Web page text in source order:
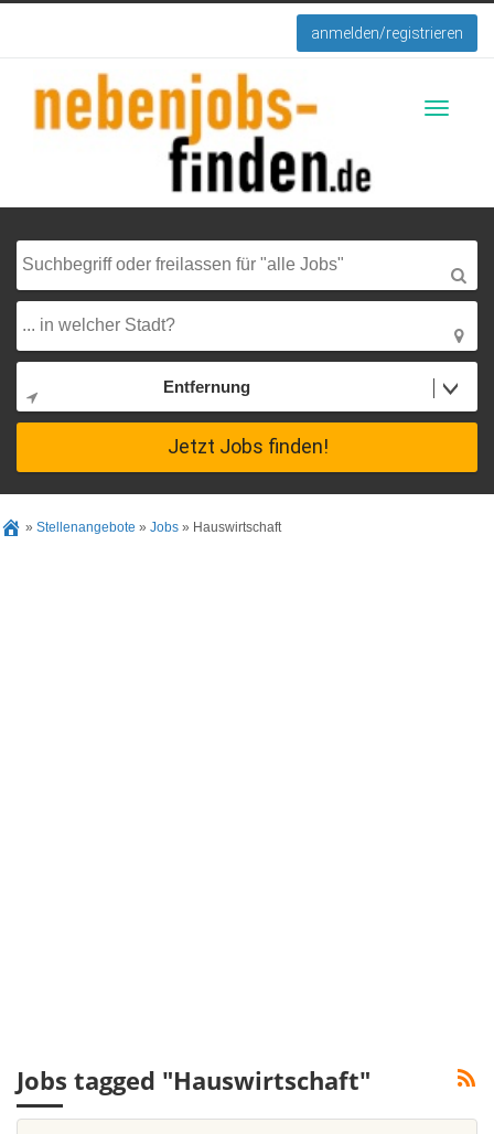
anmelden/registrieren
Entfernung
Jetzt Jobs finden!
» Stellenangebote » Jobs » Hauswirtschaft
Jobs tagged "Hauswirtschaft"